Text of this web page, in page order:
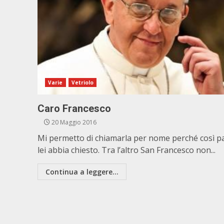
Varie Vetriolo
Caro Francesco
20 Maggio 2016
Mi permetto di chiamarla per nome perché così
lei abbia chiesto. Tra l’altro San Francesco non...
Continua a leggere...